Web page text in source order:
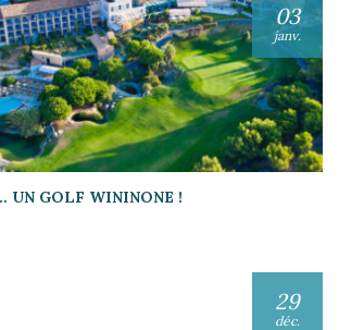
03
janv.
UN GOLF WININONE !
29
déc.